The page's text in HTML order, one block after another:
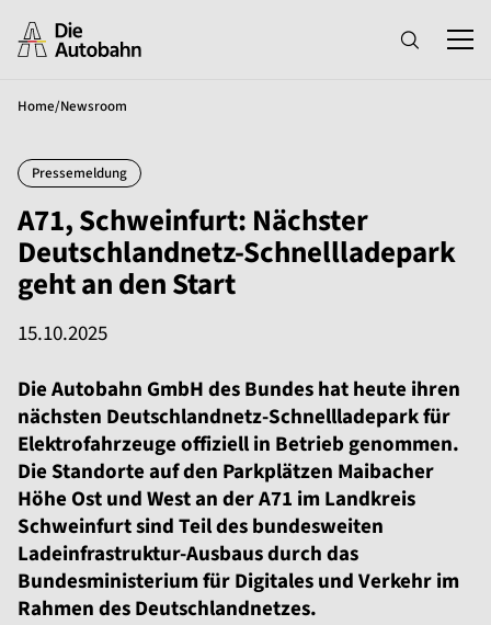
Home/Newsroom
Pressemeldung
A71, Schweinfurt: Nächster
Deutschlandnetz-Schnellladepark
geht an den Start
15.10.2025
Die Autobahn GmbH des Bundes hat heute ihren
nächsten Deutschlandnetz-Schnellladepark für
Elektrofahrzeuge offiziell in Betrieb genommen.
Die Standorte auf den Parkplätzen Maibacher
Höhe Ost und West an der A71 im Landkreis
Schweinfurt sind Teil des bundesweiten
Ladeinfrastruktur-Ausbaus durch das
Bundesministerium für Digitales und Verkehr im
Rahmen des Deutschlandnetzes.